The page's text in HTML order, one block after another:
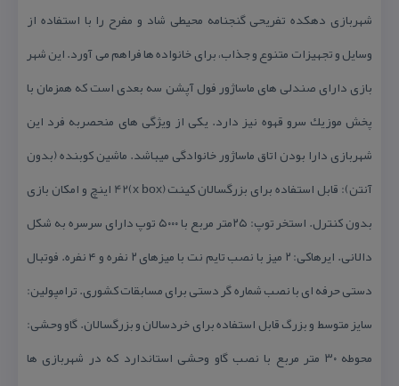
شهربازی دهكده تفریحی گنجنامه محیطی شاد و مفرح را با استفاده از
وسایل و تجهیزات متنوع و جذاب، برای خانواده ها فراهم می آورد. این شهر
بازی دارای صندلی های ماساژور فول آپشن سه بعدی است كه همزمان با
پخش موزیك سرو قهوه نیز دارد. یكی از ویژگی های منحصربه فرد این
شهربازی دارا بودن اتاق ماساژور خانوادگی میباشد. ماشین كوبنده (بدون
آنتن): قابل استفاده برای بزرگسالان كینت (x box)42 اینچ و امكان بازی
بدون كنترل. استخر توپ: ۲۵متر مربع با ۵۰۰۰ توپ دارای سرسره به شكل
دالانی. ایرهاكی: ۲ میز با نصب تایم نت با میزهای ۲ نفره و ۴ نفره. فوتبال
دستی حرفه ای با نصب شماره گر دستی برای مسابقات كشوری. ترامپولین:
سایز متوسط و بزرگ قابل استفاده برای خردسالان و بزرگسالان. گاو وحشی:
محوطه ۳۰ متر مربع با نصب گاو وحشی استاندارد كه در شهربازی ها